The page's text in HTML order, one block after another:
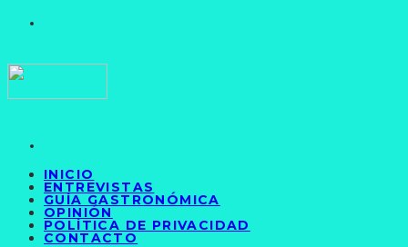
INICIO
ENTREVISTAS
GUÍA GASTRONÓMICA
OPINIÓN
POLÍTICA DE PRIVACIDAD
CONTACTO